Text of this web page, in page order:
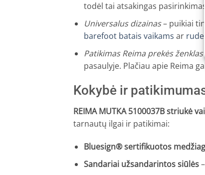
todėl tai atsakingas
Universalus dizainas– puikiai
barefoot batais vaikams ar
Patikimas Reima prekės ženklas
pasaulyje. Plačiau apie Reima
Kokybė ir
REIMA MUTKA 5100037B striukė
tarnautų ilgai ir patikimai:
Bluesign® sertifikuotos
Sandariai užsandarintos siūlės